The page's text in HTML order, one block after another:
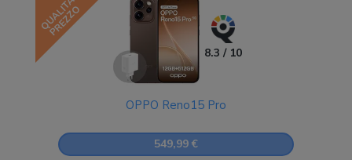
QUALITÀ
PREZZO
8.3 / 10
OPPO Reno15 Pro
549,99 €